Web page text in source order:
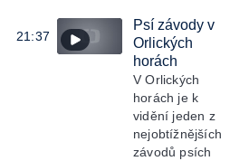
21:37
Psí závody v
Orlických
horách
V Orlických
horách je k
vidění jeden z
nejobtížnějších
závodů psích